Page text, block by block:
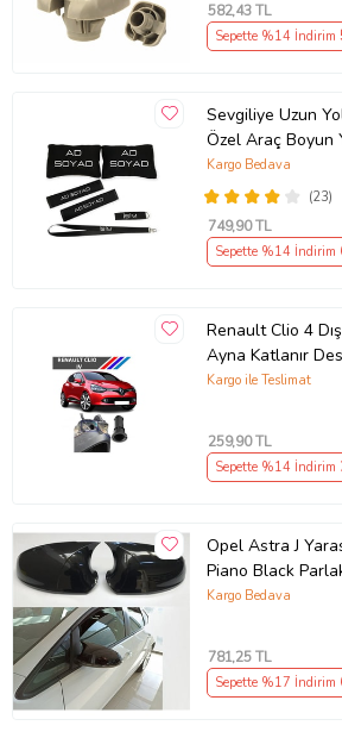
582,43 TL
Sepette %14 İndirim
Sevgiliye Uzun
Özel Araç Boyun
Pedi Hediye Seti
(23)
Kargo Bedava
749,90 TL
Sepette %14 İndirim
Renault Clio 4
Ayna Katlanır
490307706 M3625
Kargo ile Teslimat
259,90 TL
Sepette %14 İndirim
Opel Astra J
Piano Black
Kargo Bedava
781,25 TL
Sepette %17 İndirim